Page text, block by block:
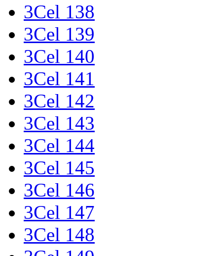
3Cel 138
3Cel 139
3Cel 140
3Cel 141
3Cel 142
3Cel 143
3Cel 144
3Cel 145
3Cel 146
3Cel 147
3Cel 148